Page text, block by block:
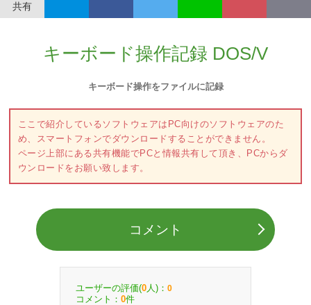
共有
キーボード操作記録 DOS/V
キーボード操作をファイルに記録
ここで紹介しているソフトウェアはPC向けのソフトウェアのた
め、スマートフォンでダウンロードすることができません。
ページ上部にある共有機能でPCと情報共有して頂き、PCからダ
ウンロードをお願い致します。
コメント
ユーザーの評価(0 人)： 0
コメント： 0件